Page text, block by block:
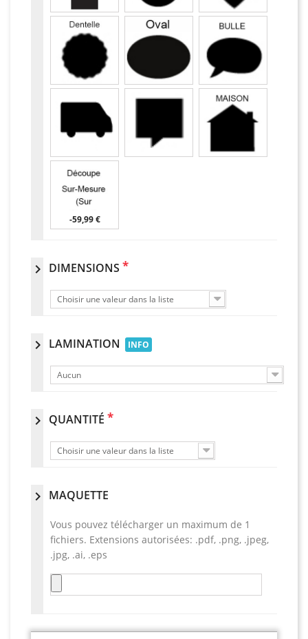
-59,99 €
chevron_right DIMENSIONS *
Choisir une valeur dans la liste
chevron_right LAMINATION INFO
Aucun
chevron_right QUANTITÉ *
Choisir une valeur dans la liste
chevron_right MAQUETTE
Vous pouvez télécharger un maximum de 1
fichiers. Extensions autorisées: .pdf, .png, .jpeg,
.jpg, .ai, .eps